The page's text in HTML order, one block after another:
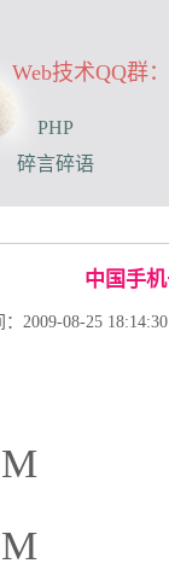
技术QQ群：
PHP
碎言碎语
中国手
：2009-08-25 18:14:30